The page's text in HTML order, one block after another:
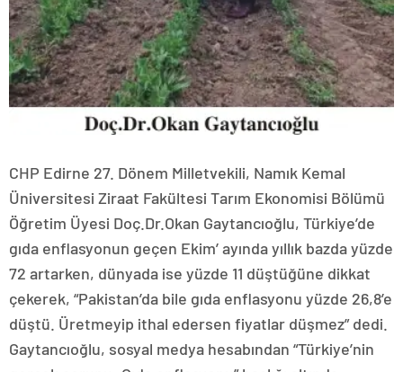
CHP Edirne 27. Dönem Milletvekili, Namık Kemal
Üniversitesi Ziraat Fakültesi Tarım Ekonomisi Bölümü
Öğretim Üyesi Doç.Dr.Okan Gaytancıoğlu, Türkiye’de
gıda enflasyonun geçen Ekim’ ayında yıllık bazda yüzde
72 artarken, dünyada ise yüzde 11 düştüğüne dikkat
çekerek, “Pakistan’da bile gıda enflasyonu yüzde 26,8’e
düştü. Üretmeyip ithal edersen fiyatlar düşmez” dedi.
Gaytancıoğlu, sosyal medya hesabından “Türkiye’nin